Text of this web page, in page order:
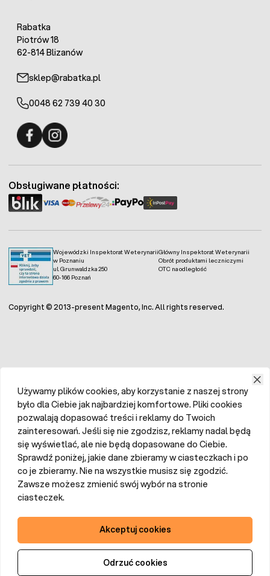
Rabatka
Piotrów 18
62-814 Blizanów
sklep@rabatka.pl
0048 62 739 40 30
Wojewódzki Inspektorat Weterynarii
w Poznaniu
ul. Grunwaldzka 250
60-166 Poznań
Główny Inspektorat Weterynarii
Obrót produktami leczniczymi
OTC na odległość
Obsługiwane płatności:
Copyright © 2013-present Magento, Inc. All rights reserved.
Używamy plików cookies, aby korzystanie z naszej strony
było dla Ciebie jak najbardziej komfortowe. Pliki cookies
pozwalają dopasować treści i reklamy do Twoich
zainteresowań. Jeśli się nie zgodzisz, reklamy nadal będą
się wyświetlać, ale nie będą dopasowane do Ciebie.
Sprawdź poniżej, jakie dane zbieramy w ciasteczkach i po
co je zbieramy. Nie na wszystkie musisz się zgodzić.
Zawsze możesz zmienić swój wybór na stronie
ciasteczek.
Akceptuj cookies
Odrzuć cookies